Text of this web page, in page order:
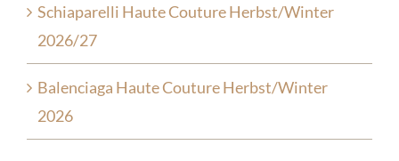
Schiaparelli Haute Couture Herbst/Winter
2026/27
Balenciaga Haute Couture Herbst/Winter
2026